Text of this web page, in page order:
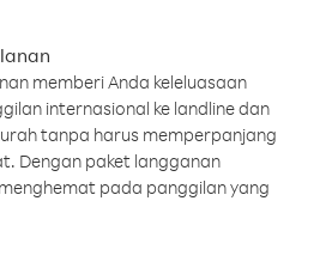
memberi Anda keleluasaan
internasional ke landline dan
tanpa harus memperpanjang
Dengan paket langganan
pada panggilan yang